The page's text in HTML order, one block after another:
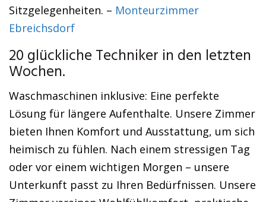
Sitzgelegenheiten. – Monteurzimmer
Ebreichsdorf
20 glückliche Techniker in den letzten
Wochen.
Waschmaschinen inklusive: Eine perfekte
Lösung für längere Aufenthalte. Unsere Zimmer
bieten Ihnen Komfort und Ausstattung, um sich
heimisch zu fühlen. Nach einem stressigen Tag
oder vor einem wichtigen Morgen – unsere
Unterkunft passt zu Ihren Bedürfnissen. Unsere